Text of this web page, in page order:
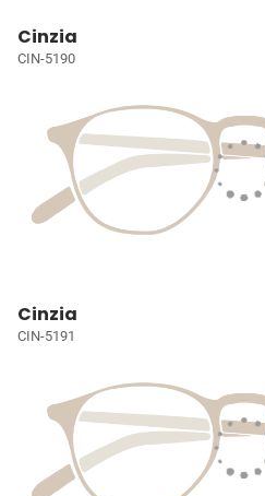
Cinzia
CIN-5190
Cinzia
CIN-5191